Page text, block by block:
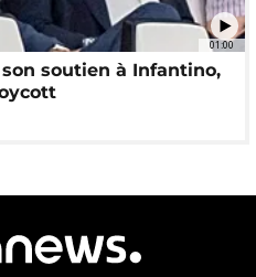
01:00
son soutien à Infantino,